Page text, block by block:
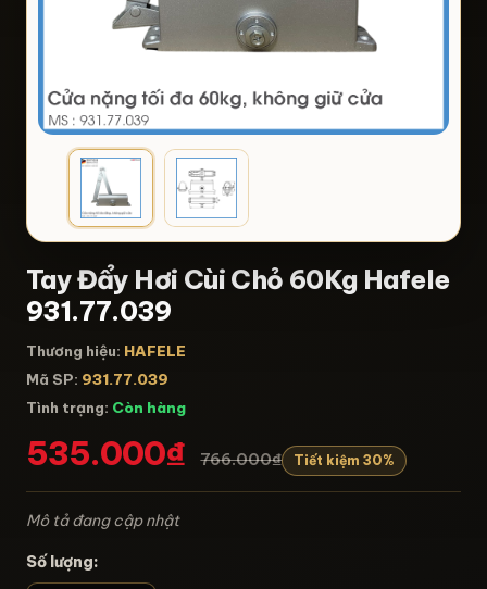
Tay Đẩy Hơi Cùi Chỏ 60Kg Hafele
931.77.039
Thương hiệu: HAFELE
Mã SP: 931.77.039
Tình trạng: Còn hàng
535.000₫ 766.000₫ Tiết kiệm 30%
Mô tả đang cập nhật
Số lượng: